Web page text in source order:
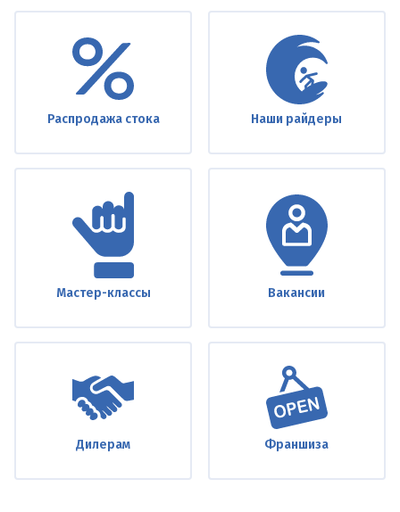
Распродажа стока Наши райдеры
Мастер-классы Вакансии
Дилерам Франшиза